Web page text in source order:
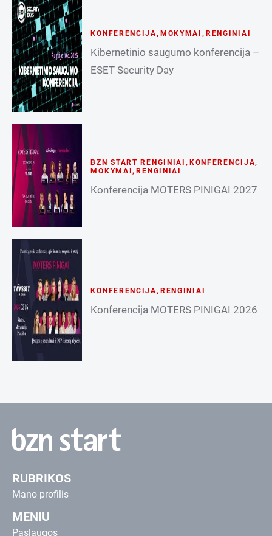
KONFERENCIJA , MOKYMAI , RENGINIAI
Kibernetinio saugumo konferencija –
ESET Security Day
BZN START RENGINIAI , KONFERENCIJA,
MOKYMAI ,RENGINIAI
Konferencija MOTERS PINIGAI 2027
KONFERENCIJA, RENGINIAI
Konferencija MOTERS PINIGAI 2026
RUBRIKOS
Mano profilis
MENIU
Paslaugos